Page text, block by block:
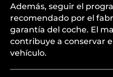
Además, seguir el
recomendado por el
garantía del coche. El
contribuye a conservar
vehículo.